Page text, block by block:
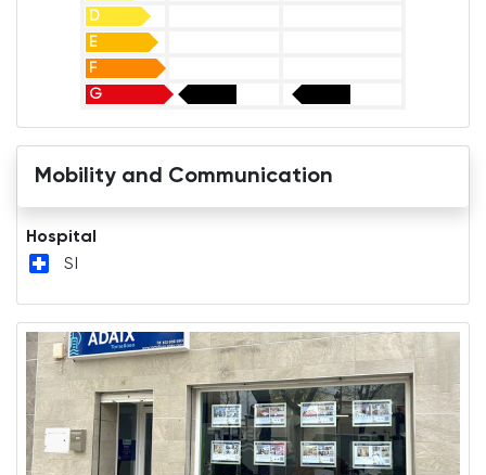
D
E
F
G
Mobility and Communication
Hospital
local_hospital SI